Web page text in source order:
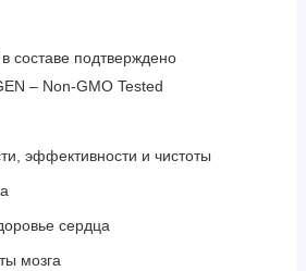
составе подтверждено
– Non-GMO Tested
эффективности и чистоты
сердца
мозга